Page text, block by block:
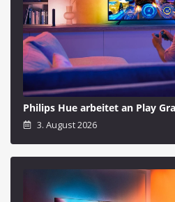
Philips Hue arbeitet an Play
3. August 2026